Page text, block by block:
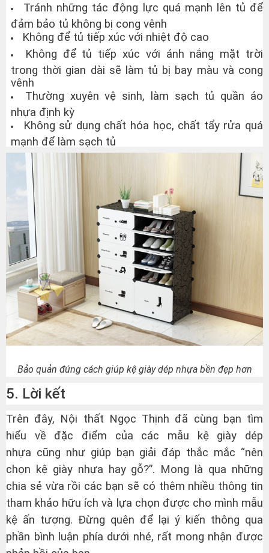
Tránh những tác động lực quá mạnh lên tủ để
đảm bảo tủ không bị cong vênh
Không để tủ tiếp xúc với nhiệt độ cao
Không để tủ tiếp xúc với ánh nắng mặt trời
trong thời gian dài sẽ làm tủ bị bay màu và cong
vênh
Thường xuyên vệ sinh, làm sạch tủ quần áo
nhựa định kỳ
Không sử dụng chất hóa học, chất tẩy rửa quá
mạnh để làm sạch tủ
Bảo quản đúng cách giúp kệ giày dép nhựa bền đẹp hơn
5. Lời kết
Trên đây, Nội thất Ngọc Thịnh đã cùng bạn tìm
hiểu về đặc điểm của các mẫu
kệ giày dép
nhựa cũng như giúp bạn giải đáp thắc mắc “nên
chọn kệ giày nhựa hay gỗ?”. Mong là qua những
chia sẻ vừa rồi các bạn sẽ có thêm nhiều thông tin
tham khảo hữu ích và lựa chọn được cho mình mẫu
kệ ấn tượng. Đừng quên để lại ý kiến thông qua
phần bình luận phía dưới nhé, rất mong nhận được